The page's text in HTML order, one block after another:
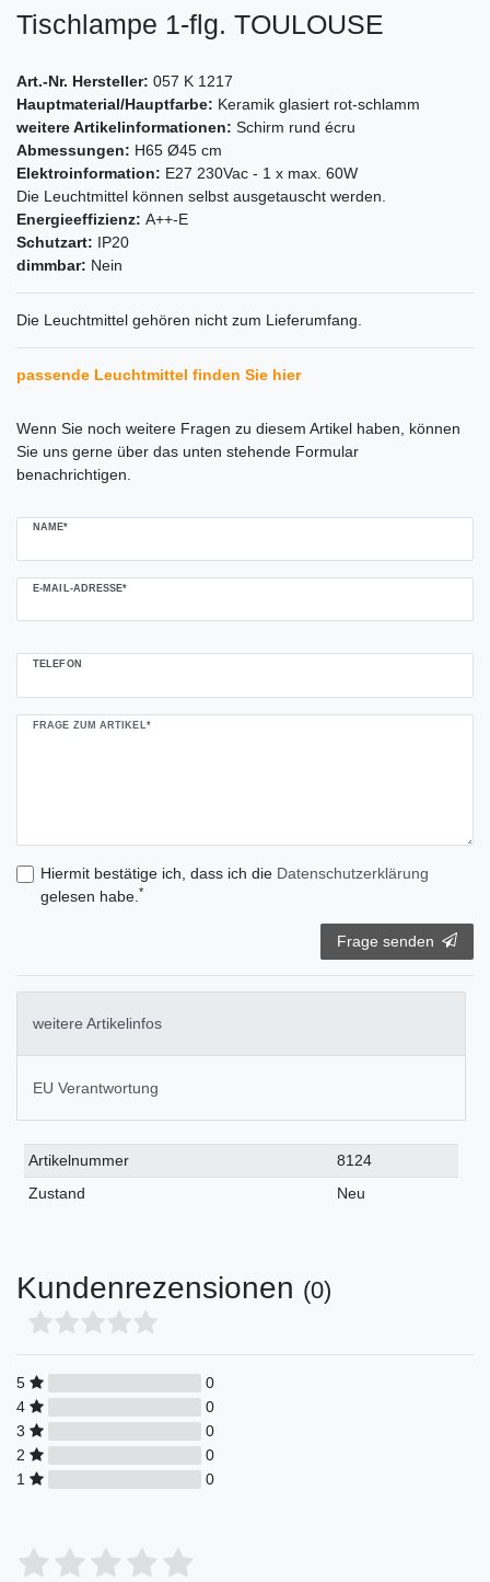
Tischlampe 1-flg. TOULOUSE
Art.-Nr. Hersteller: 057 K 1217
Hauptmaterial/Hauptfarbe: Keramik glasiert rot-schlamm
weitere Artikelinformationen: Schirm rund écru
Abmessungen: H65 Ø45 cm
Elektroinformation: E27 230Vac - 1 x max. 60W
Die Leuchtmittel können selbst ausgetauscht werden.
Energieeffizienz: A++-E
Schutzart: IP20
dimmbar: Nein
Die Leuchtmittel gehören nicht zum Lieferumfang.
passende Leuchtmittel finden Sie hier
Wenn Sie noch weitere Fragen zu diesem Artikel haben, können
Sie uns gerne über das unten stehende Formular
benachrichtigen.
NAME*
E-MAIL-ADRESSE*
TELEFON
FRAGE ZUM ARTIKEL*
Hiermit bestätige ich, dass ich die Daten­schutz­erklärung
gelesen habe. *
Frage senden
weitere Artikelinfos
EU Verantwortung
Technisches
Merkmal
Wert
Artikelnummer
8124
Zustand
Neu
Kundenrezensionen (0)
5
0
4
0
3
0
2
0
1
0